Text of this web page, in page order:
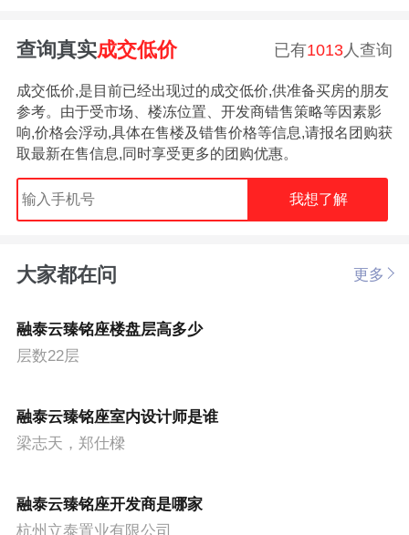
查询真实成交低价 已有1013 人查询
成交低价,是目前已经出现过的成交低价,供准备买房的朋友
参考。由于受市场、楼冻位置、开发商错售策略等因素影
响,价格会浮动,具体在售楼及错售价格等信息,请报名团购获
取最新在售信息,同时享受更多的团购优惠。
我想了解
大家都在问 更多
融泰云臻铭座楼盘层高多少
层数22层
融泰云臻铭座室内设计师是谁
梁志天，郑仕樑
融泰云臻铭座开发商是哪家
杭州立泰置业有限公司